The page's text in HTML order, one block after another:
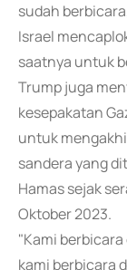
sudah
Israel
saatnya untuk
Trump juga
kesepakatan
untuk
sandera yang
Hamas sejak
Oktober 2023.
"Kami
kami berbicara